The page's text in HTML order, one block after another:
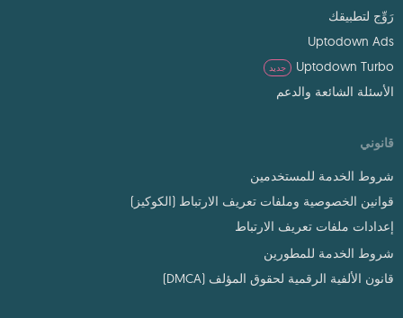
رَوِّج لتطبيقك
Uptodown Ads
Uptodown Turbo
جديد
الأسئلة الشائعة والدعم
قانوني
شروط الخدمة للمستخدمين
قوانين الخصوصية وملفات تعريف الارتباط (الكوكيز)
إعدادات ملفات تعريف الارتباط
شروط الخدمة للمطورين
قانون الألفية الرقمية لحقوق المؤلف (DMCA)